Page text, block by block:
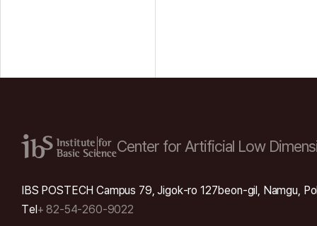
Center for Artificial Low
IBS POSTECH Campus 79, Jigok-ro 127beon-gil, Namgu,
Tel+ 82-54-260-9022